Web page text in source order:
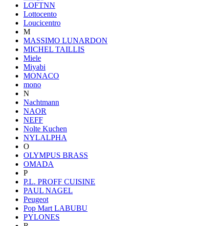
LOFTNN
Lottocento
Loucicentro
M
MASSIMO LUNARDON
MICHEL TAILLIS
Miele
Miyabi
MONACO
mono
N
Nachtmann
NAOR
NEFF
Nolte Kuchen
NYLALPHA
O
OLYMPUS BRASS
OMADA
P
P.L. PROFF CUISINE
PAUL NAGEL
Peugeot
Pop Mart LABUBU
PYLONES